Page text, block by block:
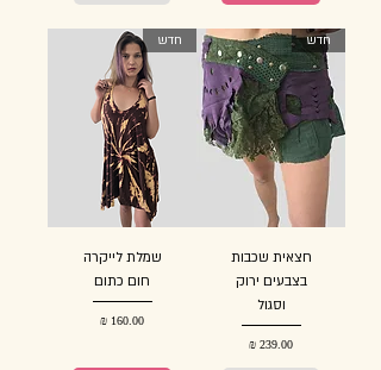
חדש
חצאית שכבות
בצבעים ירוק
וסגול
מחיר
חדש
שמלת לייקרה
חום כתום
מחיר